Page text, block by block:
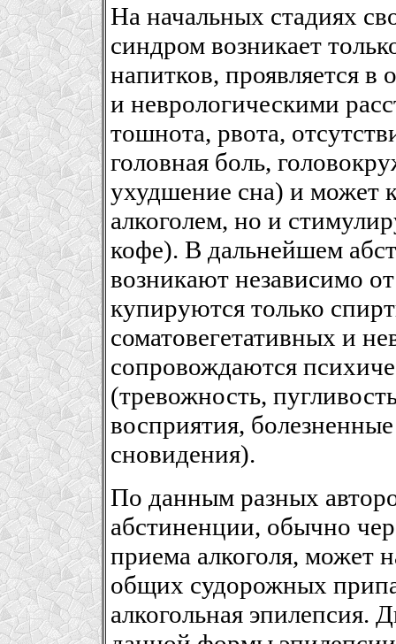
На начальных стадиях
синдром возникает
напитков, проявляется в
и неврологическими
тошнота, рвота,
головная боль,
ухудшение сна) и может
алкоголем, но и
кофе). В дальнейшем
возникают независимо
купируются только
соматовегетативных и
сопровождаются
(тревожность,
восприятия,
сновидения).
По данным разных
абстиненции, обычно
приема алкоголя, может
общих судорожных
алкогольная эпилепсия.